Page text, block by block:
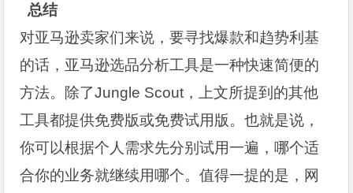
总结
对亚马逊卖家们来说，要寻找爆款和趋势利基
的话，亚马逊选品分析工具是一种快速简便的
方法。除了Jungle Scout，上文所提到的其他
工具都提供免费版或免费试用版。也就是说，
你可以根据个人需求先分别试用一遍，哪个适
合你的业务就继续用哪个。值得一提的是，网